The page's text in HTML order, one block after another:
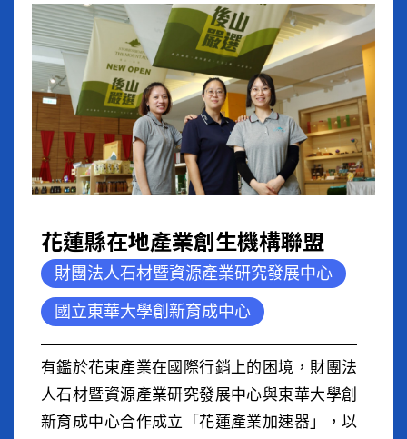
花蓮縣在地產業創生機構聯盟
財團法人石材暨資源產業研究發展中心
國立東華大學創新育成中心
有鑑於花東產業在國際行銷上的困境，財團法
人石材暨資源產業研究發展中心與東華大學創
新育成中心合作成立「花蓮產業加速器」，以